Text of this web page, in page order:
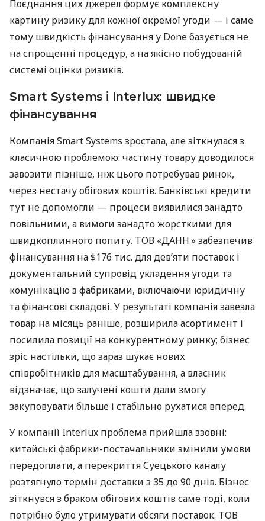
Поєднання цих джерел формує комплексну
картину ризику для кожної окремої угоди — і саме
тому швидкість фінансування у Done базується не
на спрощенні процедур, а на якісно побудованій
системі оцінки ризиків.
Smart Systems і Interlux: швидке
фінансування
Компанія Smart Systems зростала, але зіткнулася з
класичною проблемою: частину товару доводилося
завозити пізніше, ніж цього потребував ринок,
через нестачу обігових коштів. Банківські кредити
тут не допомогли — процеси виявилися занадто
повільними, а вимоги занадто жорсткими для
швидкоплинного попиту. ТОВ «ДАНН.» забезпечив
фінансування на $176 тис. для дев’яти поставок і
документальний супровід укладення угоди та
комунікацію з фабриками, включаючи юридичну
та фінансові складові. У результаті компанія завезла
товар на місяць раніше, розширила асортимент і
посилила позиції на конкурентному ринку; бізнес
зріс настільки, що зараз шукає нових
співробітників для масштабування, а власник
відзначає, що залучені кошти дали змогу
закуповувати більше і стабільно рухатися вперед.
У компанії Interlux проблема прийшла ззовні:
китайські фабрики-постачальники змінили умови
передоплати, а перекриття Суецького каналу
розтягнуло термін доставки з 35 до 90 днів. Бізнес
зіткнувся з браком обігових коштів саме тоді, коли
потрібно було утримувати обсяги поставок. ТОВ